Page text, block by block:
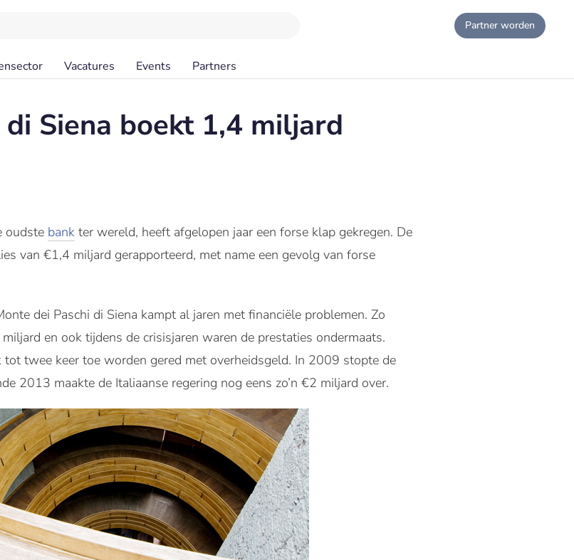
Partner worden
Vacatures Events Partners
Siena boekt 1,4 miljard
oudste bank ter wereld, heeft afgelopen jaar een forse klap gekregen. De
van €1,4 miljard gerapporteerd, met name een gevolg van forse
dei Paschi di Siena kampt al jaren met financiële problemen. Zo
en ook tijdens de crisisjaren waren de prestaties ondermaats.
twee keer toe worden gered met overheidsgeld. In 2009 stopte de
2013 maakte de Italiaanse regering nog eens zo’n €2 miljard over.